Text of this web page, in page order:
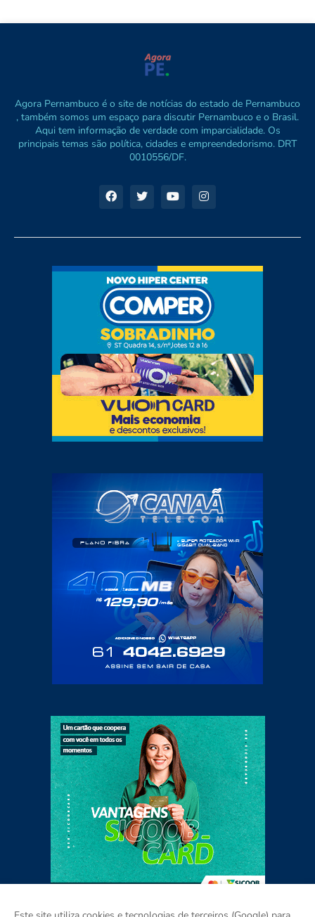
Agora Pernambuco é o site de notícias do estado de Pernambuco
, também somos um espaço para discutir Pernambuco e o Brasil.
Aqui tem informação de verdade com imparcialidade. Os
principais temas são política, cidades e empreendedorismo. DRT
0010556/DF.